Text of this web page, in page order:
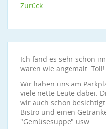
Zurück
Ich fand es sehr schön
waren wie angemalt. Toll!
Wir haben uns am
viele nette Leute dabei.
wir auch schon
Bistro und einen
"Gemüsesuppe" usw..